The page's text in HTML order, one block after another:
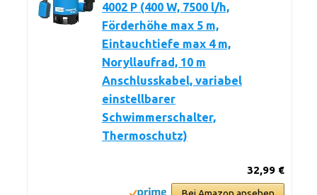
4002 P (400 W, 7500 l/h,
Förderhöhe max 5 m,
Eintauchtiefe max 4 m,
Noryllaufrad, 10 m
Anschlusskabel, variabel
einstellbarer
Schwimmerschalter,
Thermoschutz)
32,99 €